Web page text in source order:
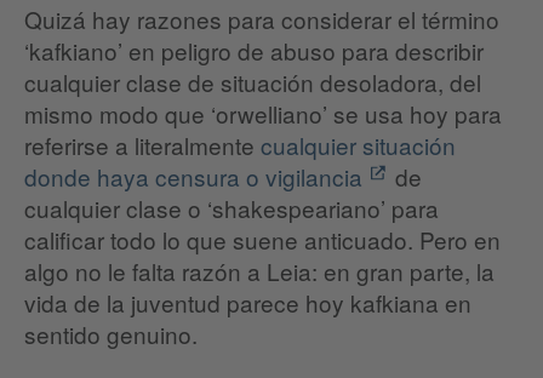
Quizá hay razones para considerar el término
‘kafkiano’ en peligro de abuso para describir
cualquier clase de situación desoladora, del
mismo modo que ‘orwelliano’ se usa hoy para
referirse a literalmente cualquier situación
donde haya censura o vigilancia
de
cualquier clase o ‘shakespeariano’ para
calificar todo lo que suene anticuado. Pero en
algo no le falta razón a Leia: en gran parte, la
vida de la juventud parece hoy kafkiana en
sentido genuino.